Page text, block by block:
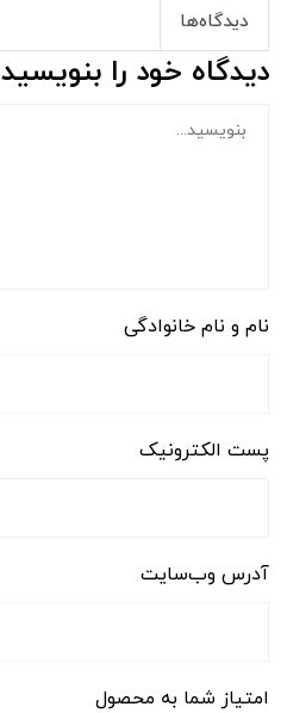
دیدگاه‌ها
دیدگاه خود را بنویسید
نام و نام خانوادگی
پست الکترونیک
آدرس وب‌سایت
امتیاز شما به محصول